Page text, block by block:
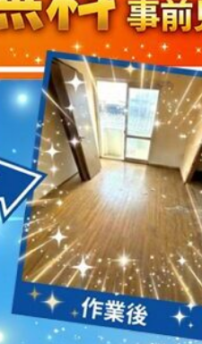
買取・片付けのアイワ